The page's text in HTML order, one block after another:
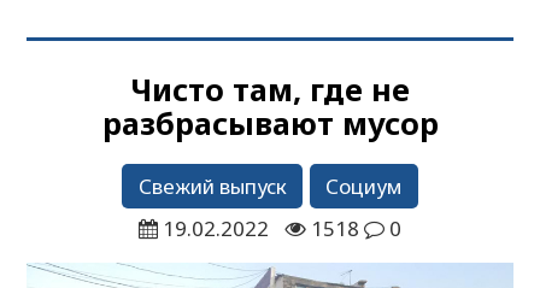
Чисто там, где не
разбрасывают мусор
Свежий выпуск
Социум
19.02.2022
1518 0